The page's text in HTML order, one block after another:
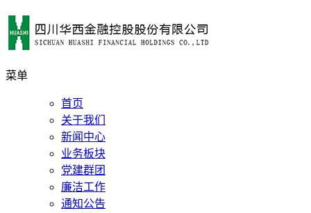
菜单
首页
关于我们
新闻中心
业务板块
党建群团
廉洁工作
通知公告